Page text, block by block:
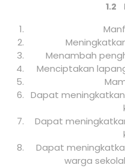
1.2
Menambah
Menciptakan
Dapat
Dapat
Dapat
warga